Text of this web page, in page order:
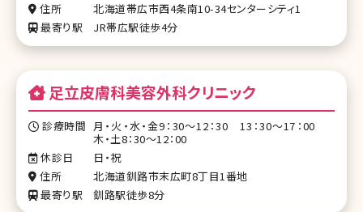
住所
北海道帯広市西4条南10-34センターシティ1
最寄り駅
JR帯広駅徒歩4分
足立皮膚科美容外科クリニック
診療時間 月・火・水・金9：30～12：30 13：30～17：00
木・土8：30～12：00
休診日
日・祝
住所
北海道釧路市末広町8丁目1番地
最寄り駅
釧路駅徒歩8分